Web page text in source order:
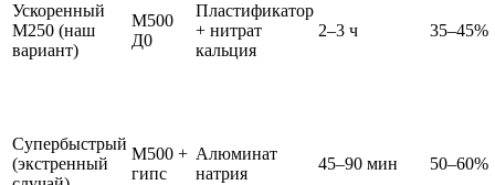
Ускоренный
М250 (наш
вариант)
М500
Д0
Пластификатор
+ нитрат
кальция
2–3 ч 35–45%
Супербыстрый
(экстренный
М500 +
гипс
Алюминат
натрия
45–90 мин 50–60%